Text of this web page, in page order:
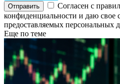
Согласен с
конфиденциальности и даю свое
предоставляемых персональных
Еще по теме